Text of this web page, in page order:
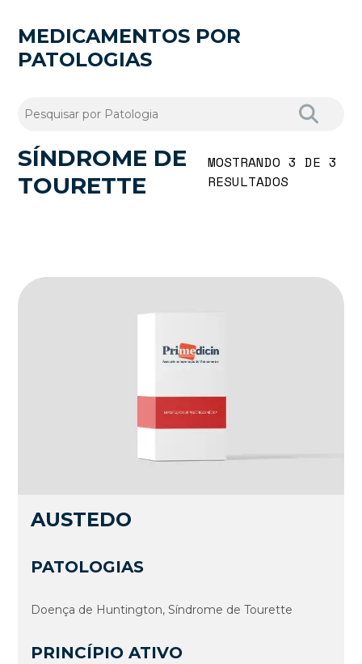
MEDICAMENTOS POR
PATOLOGIAS
SÍNDROME DE
TOURETTE
MOSTRANDO 3 DE 3
RESULTADOS
AUSTEDO
PATOLOGIAS
Doença de Huntington, Síndrome de Tourette
PRINCÍPIO ATIVO